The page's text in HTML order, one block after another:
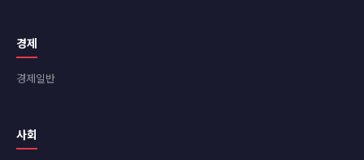
경제
경제일반
사회